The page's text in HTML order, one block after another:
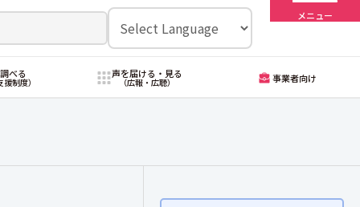
メニュー
べる
制度）
声を届ける・見る
（広報・広聴） 事業者向け